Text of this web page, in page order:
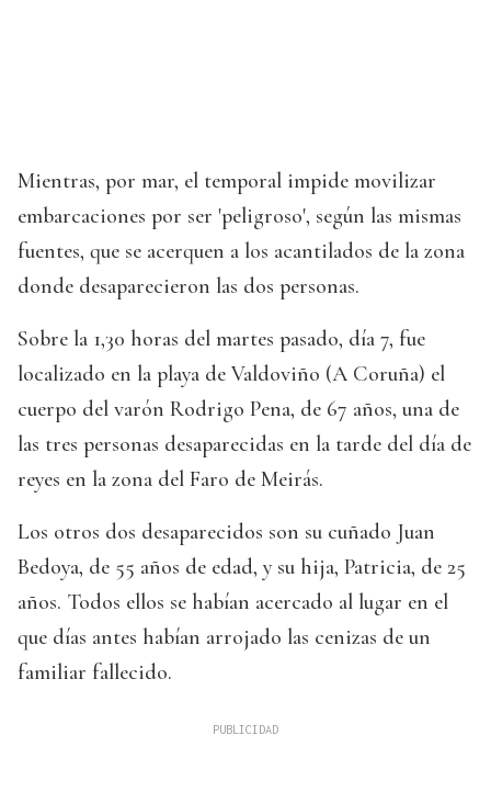
Mientras, por mar, el temporal impide movilizar
embarcaciones por ser 'peligroso', según las mismas
fuentes, que se acerquen a los acantilados de la zona
donde desaparecieron las dos personas.
Sobre la 1,30 horas del martes pasado, día 7, fue
localizado en la playa de Valdoviño (A Coruña) el
cuerpo del varón Rodrigo Pena, de 67 años, una de
las tres personas desaparecidas en la tarde del día de
reyes en la zona del Faro de Meirás.
Los otros dos desaparecidos son su cuñado Juan
Bedoya, de 55 años de edad, y su hija, Patricia, de 25
años. Todos ellos se habían acercado al lugar en el
que días antes habían arrojado las cenizas de un
familiar fallecido.